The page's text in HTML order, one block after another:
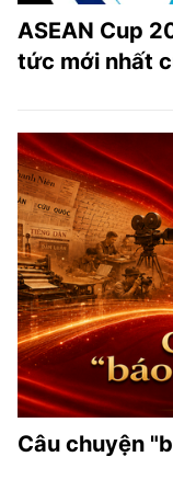
ASEAN Cup
tức mới nhất
Câu chuyện